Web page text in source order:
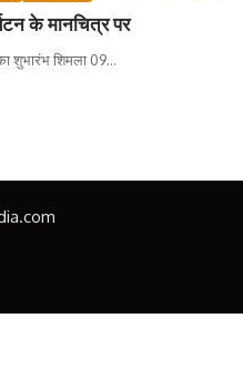
के मानचित्र पर
शुभारंभ शिमला 09…